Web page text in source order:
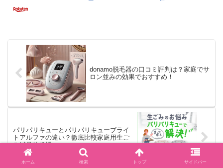
donamo脱毛器の口コミ評判は？家庭でサ
ロン並みの効果でおすすめ！
パリパリキューとパリパリキューブライ
トアルファの違い？徹底比較家庭用生ご
み減量乾燥機
ホーム 検索 トップ サイドバー